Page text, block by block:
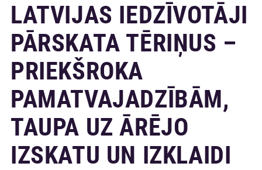
LATVIJAS IEDZĪVOTĀJI
PĀRSKATA TĒRIŅUS –
PRIEKŠROKA
PAMATVAJADZĪBĀM,
TAUPA UZ ĀRĒJO
IZSKATU UN IZKLAIDI